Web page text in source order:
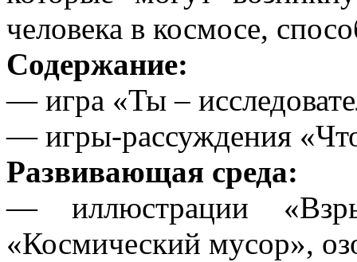
человека в космосе,
Содержание:
— игра «Ты –
— игры-рассуждения
Развивающая среда:
— иллюстрации
«Космический мусор»,